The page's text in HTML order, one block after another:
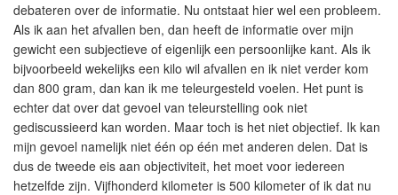
debateren over de informatie. Nu ontstaat hier wel een probleem.
Als ik aan het afvallen ben, dan heeft de informatie over mijn
gewicht een subjectieve of eigenlijk een persoonlijke kant. Als ik
bijvoorbeeld wekelijks een kilo wil afvallen en ik niet verder kom
dan 800 gram, dan kan ik me teleurgesteld voelen. Het punt is
echter dat over dat gevoel van teleurstelling ook niet
gediscussieerd kan worden. Maar toch is het niet objectief. Ik kan
mijn gevoel namelijk niet één op één met anderen delen. Dat is
dus de tweede eis aan objectiviteit, het moet voor iedereen
hetzelfde zijn. Vijfhonderd kilometer is 500 kilometer of ik dat nu